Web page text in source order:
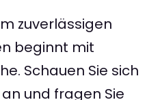
zuverlässigen
beginnt mit
Schauen Sie sich
und fragen Sie